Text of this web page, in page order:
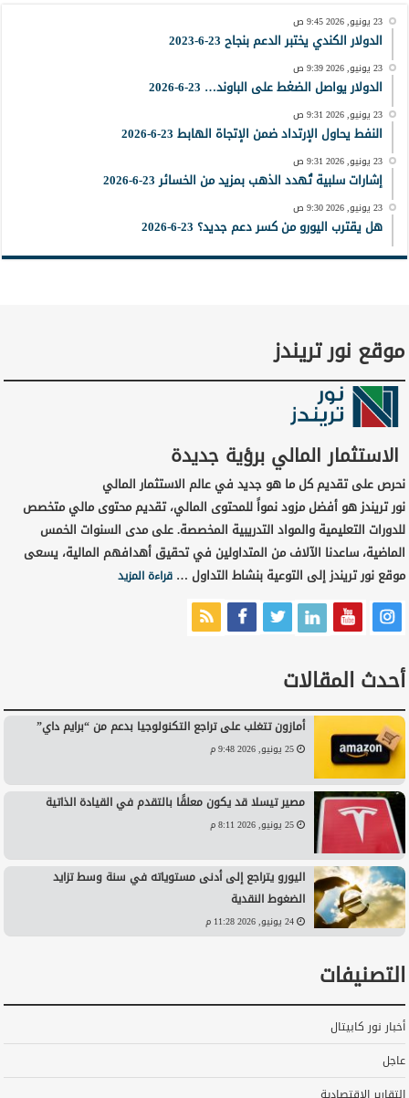
23 يونيو, 2026 9:45 ص
الدولار الكندي يختبر الدعم بنجاح 23-6-2023
23 يونيو, 2026 9:39 ص
الدولار يواصل الضغط على الباوند… 23-6-2026
23 يونيو, 2026 9:31 ص
النفط يحاول الإرتداد ضمن الإتجاة الهابط 23-6-2026
23 يونيو, 2026 9:31 ص
إشارات سلبية تُهدد الذهب بمزيد من الخسائر 23-6-2026
23 يونيو, 2026 9:30 ص
هل يقترب اليورو من كسر دعم جديد؟ 23-6-2026
موقع نور تريندز
الاستثمار المالي برؤية جديدة
نحرص على تقديم كل ما هو جديد في عالم الاستثمار المالي
نور تريندز هو أفضل مزود نمواً للمحتوى المالي، تقديم محتوى مالي متخصص
للدورات التعليمية والمواد التدريبية المخصصة. على مدى السنوات الخمس
الماضية، ساعدنا الآلاف من المتداولين في تحقيق أهدافهم المالية، يسعى
موقع نور تريندز إلى التوعية بنشاط التداول …قراءة المزيد
أحدث المقالات
أمازون تتغلب على تراجع التكنولوجيا بدعم من “برايم داي”
25 يونيو, 2026 9:48 م
مصير تيسلا قد يكون معلقًا بالتقدم في القيادة الذاتية
25 يونيو, 2026 8:11 م
اليورو يتراجع إلى أدنى مستوياته في سنة وسط تزايد
الضغوط النقدية
24 يونيو, 2026 11:28 م
التصنيفات
أخبار نور كابيتال
عاجل